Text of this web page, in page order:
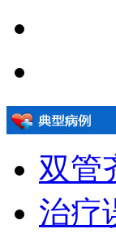
双管
治疗